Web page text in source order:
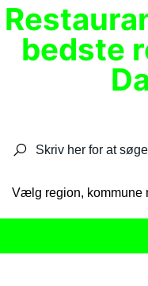
bedste
Vælg region, kommune